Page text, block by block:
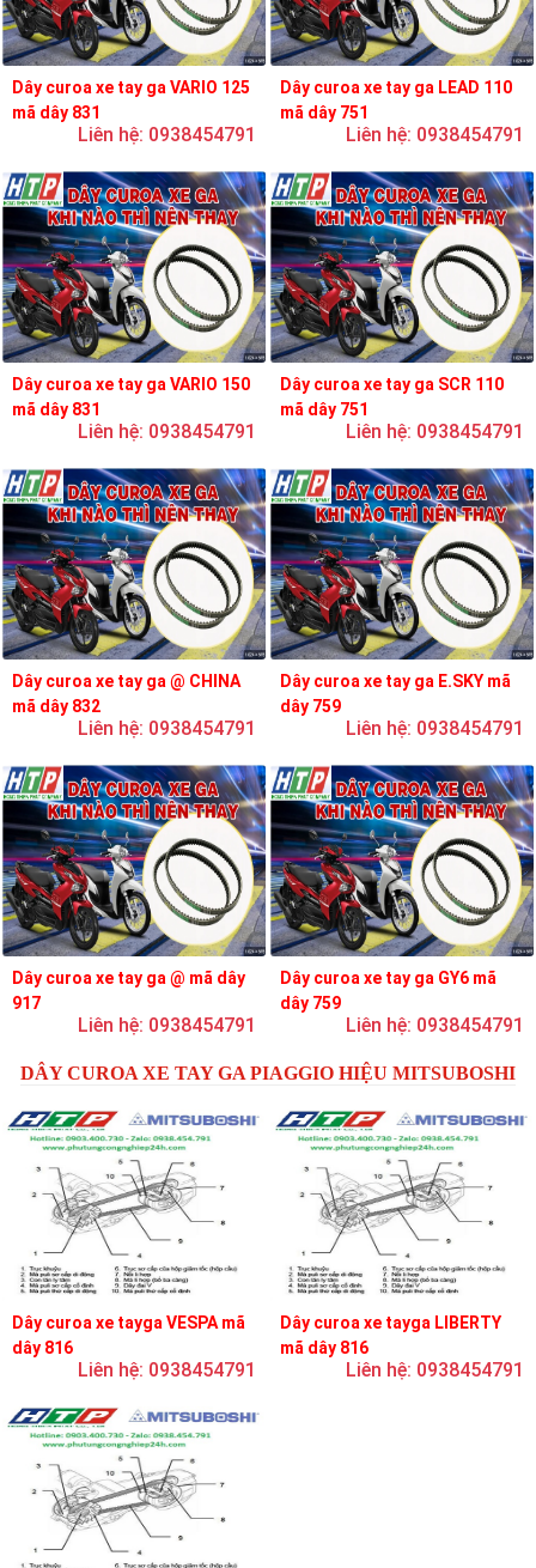
Dây curoa xe tay ga VARIO 125
mã dây 831
Liên hệ: 0938454791
Dây curoa xe tay ga LEAD 110
mã dây 751
Liên hệ: 0938454791
Dây curoa xe tay ga VARIO 150
mã dây 831
Liên hệ: 0938454791
Dây curoa xe tay ga SCR 110
mã dây 751
Liên hệ: 0938454791
Dây curoa xe tay ga @ CHINA
mã dây 832
Liên hệ: 0938454791
Dây curoa xe tay ga E.SKY mã
dây 759
Liên hệ: 0938454791
Dây curoa xe tay ga @ mã dây
917
Liên hệ: 0938454791
Dây curoa xe tay ga GY6 mã
dây 759
Liên hệ: 0938454791
DÂY CUROA XE TAY GA PIAGGIO HIỆU MITSUBOSHI
Dây curoa xe tayga VESPA mã
dây 816
Liên hệ: 0938454791
Dây curoa xe tayga LIBERTY
mã dây 816
Liên hệ: 0938454791